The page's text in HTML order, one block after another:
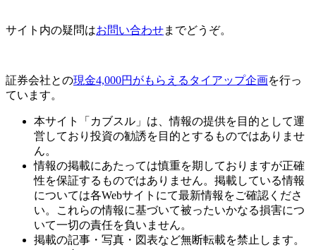
サイト内の疑問はお問い合わせまでどうぞ。
証券会社との現金4,000円がもらえるタイアップ企画を行っ
ています。
本サイト「カブスル」は、情報の提供を目的として運
営しており投資の勧誘を目的とするものではありませ
ん。
情報の掲載にあたっては慎重を期しておりますが正確
性を保証するものではありません。掲載している情報
については各Webサイトにて最新情報をご確認くださ
い。これらの情報に基づいて被ったいかなる損害につ
いて一切の責任を負いません。
掲載の記事・写真・図表など無断転載を禁止します。